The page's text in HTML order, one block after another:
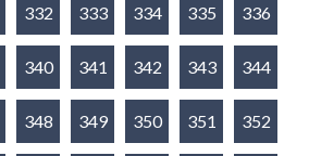
332 333 334 335 336
340 341 342 343 344
348 349 350 351 352